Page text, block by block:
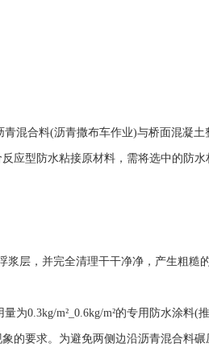
混合料(沥青撒布车作业)与桥面混凝
应型防水粘接原材料，需将选中的防
层，并完全清理干干净净，产生粗糙
0.3kg/m²_0.6kg/m²的专用防水涂料(
的要求。为避免两侧边沿沥青混合料